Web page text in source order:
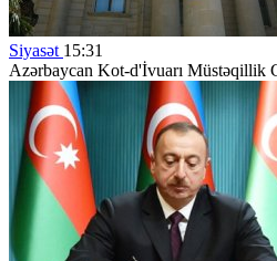
Siyasət 15:31
Azərbaycan Kot-d'İvuarı Müstəqillik